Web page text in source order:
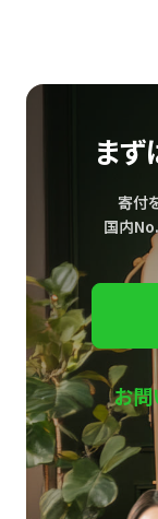
まず
寄付
国内
お問